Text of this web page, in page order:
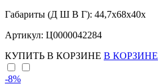
Габариты (Д Ш В Г): 44,7x68x40x
Артикул: Ц0000042284
КУПИТЬ В КОРЗИНЕ В КОРЗИНЕ
-8%